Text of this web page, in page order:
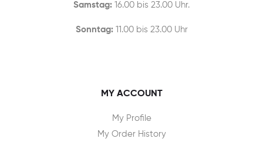
Samstag: 16.00 bis 23.00 Uhr.
Sonntag:11.00 bis 23.00 Uhr
MY ACCOUNT
My Profile
My Order History